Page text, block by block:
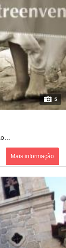
5
Mais informação